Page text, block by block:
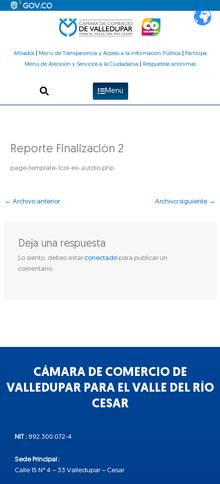
Afiliados| Menú de Transparencia y Acceso a la Información Pública
Participa
Menú de Atención y Servicios a la Ciudadanía
Respuestas anónimas
Menú
Reporte Finalización 2
page-template-1col-ex-autdio.php
← Archivo anterior Archivo siguiente →
Deja una respuesta
Lo siento, debes estar conectadopara publicar un
comentario.
CÁMARA DE COMERCIO DE
VALLEDUPAR PARA EL VALLE DEL RÍO
CESAR
NIT : 892.300.072-4
Sede Principal :
Calle 15 N° 4 – 33 Valledupar – Cesar